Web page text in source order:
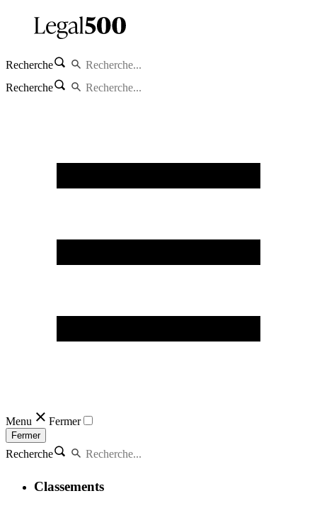
Recherche
Recherche
Menu Fermer
Fermer
Recherche
Classements